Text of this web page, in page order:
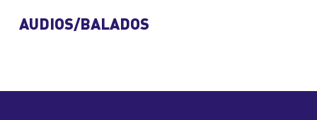
AUDIOS/BALADOS